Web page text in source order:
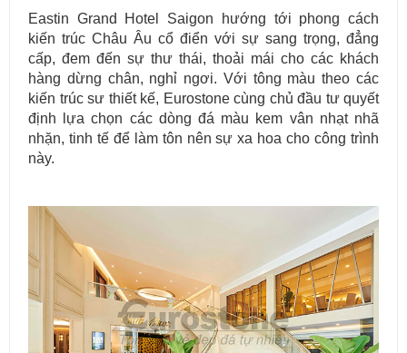
Eastin Grand Hotel Saigon hướng tới phong cách
kiến trúc Châu Âu cổ điển với sự sang trọng, đẳng
cấp, đem đến sự thư thái, thoải mái cho các khách
hàng dừng chân, nghỉ ngơi. Với tông màu theo các
kiến trúc sư thiết kế, Eurostone cùng chủ đầu tư quyết
định lựa chọn các dòng đá màu kem vân nhạt nhã
nhặn, tinh tế để làm tôn nên sự xa hoa cho công trình
này.